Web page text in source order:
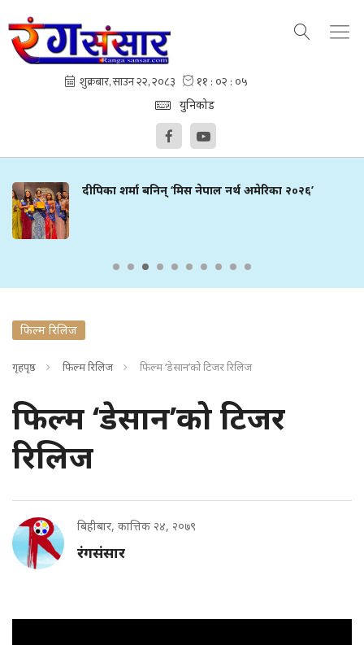
युनिकोड
दीपिका शर्मा बनिन् ‘मिस नेपाल नर्थ अमेरिका २०२६’
फिल्म रिलिज
गृहपृष्ठ फिल्म रिलिज फिल्म ‘डेसान’को टिजर रिलिज
फिल्म ‘डेसान’को टिजर
रिलिज
बिहीबार, कात्तिक २४, २०७९
रंगसंसार